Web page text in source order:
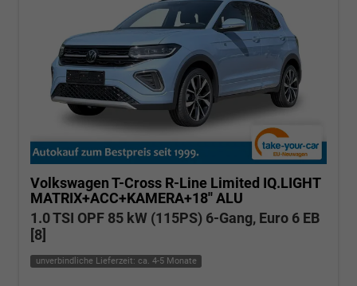
Volkswagen T-Cross R-Line Limited IQ.LIGHT
MATRIX+ACC+KAMERA+18'' ALU
1.0 TSI OPF 85 kW (115PS) 6-Gang, Euro 6 EB
[8]
unverbindliche Lieferzeit: ca. 4-5 Monate